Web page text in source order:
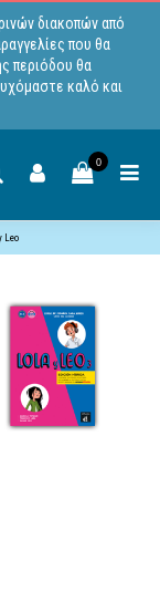
διακοπών από
που θα
περιόδου θα
καλό και
0
Leo